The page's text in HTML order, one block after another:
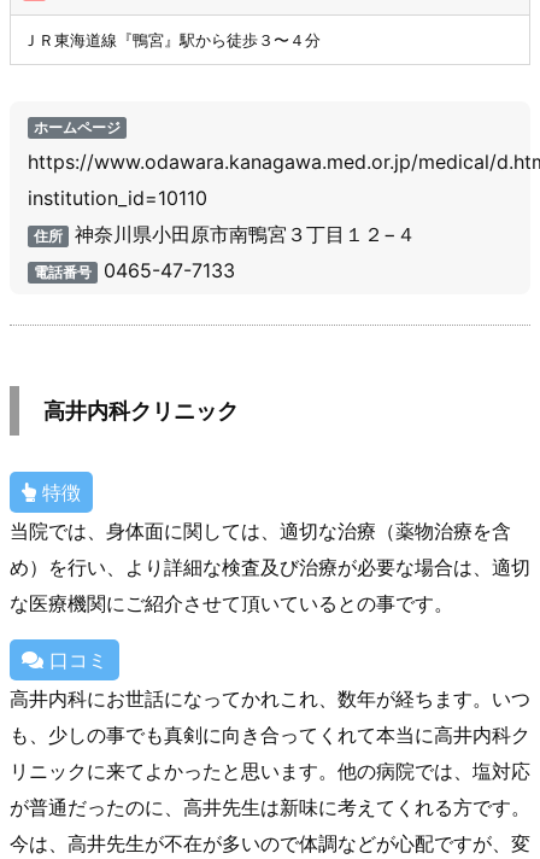
ＪＲ東海道線『鴨宮』駅から徒歩３〜４分
ホームページ
https://www.odawara.kanagawa.med.or.jp/medical/
institution_id=10110
住所 神奈川県小田原市南鴨宮３丁目１２−４
電話番号 0465-47-7133
高井内科クリニック
特徴
当院では、身体面に関しては、適切な治療（薬物治療を含
め）を行い、より詳細な検査及び治療が必要な場合は、適切
な医療機関にご紹介させて頂いているとの事です。
口コミ
高井内科にお世話になってかれこれ、数年が経ちます。いつ
も、少しの事でも真剣に向き合ってくれて本当に高井内科ク
リニックに来てよかったと思います。他の病院では、塩対応
が普通だったのに、高井先生は新味に考えてくれる方です。
今は、高井先生が不在が多いので体調などが心配ですが、変